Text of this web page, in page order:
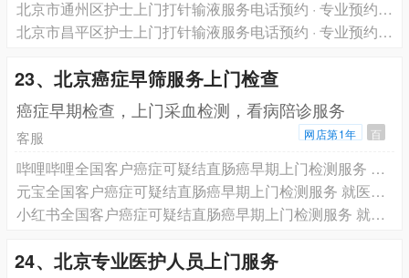
北京市通州区护士上门打针输液服务电话预约 · 专业预约医生护士上门服务 轩泽健康品牌
北京市昌平区护士上门打针输液服务电话预约 · 专业预约医生护士上门服务 轩泽健康品牌
23、北京癌症早筛服务上门检查
癌症早期检查，上门采血检测，看病陪诊服务
客服 网店第1年 百
哔哩哔哩全国客户癌症可疑结直肠癌早期上门检测服务 就医陪诊服务 专业团队为您服务
元宝全国客户癌症可疑结直肠癌早期上门检测服务 就医陪诊服务 专业团队为您服务
小红书全国客户癌症可疑结直肠癌早期上门检测服务 就医陪诊服务 专业团队为您服务
24、北京专业医护人员上门服务